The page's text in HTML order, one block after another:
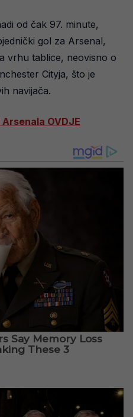
od čak 97. minute,
gol za Arsenal,
vrhu tablice, neovisno o
Cityja, što je
navijača.
OVDJE